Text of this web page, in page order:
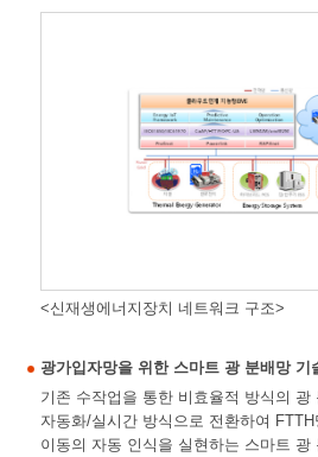
<신재생에너지장치 네트워크 구조>
광가입자망을 위한 스마트 광 분배망 기
기존 수작업을 통한 비효율적 방식의 광
자동화/실시간 방식으로 전환하여
이동의 자동 인식을 실현하는 스마트 광